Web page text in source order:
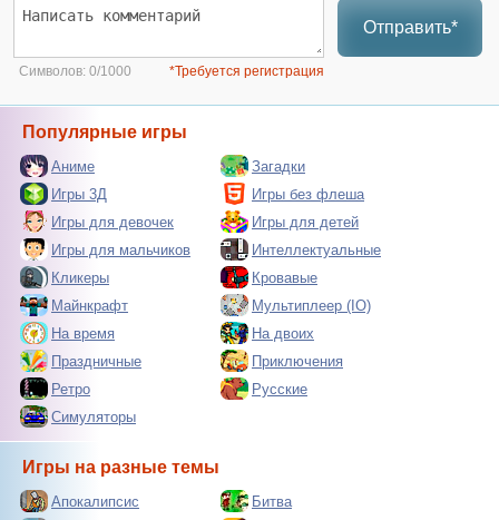
Отправить*
Символов: 0/1000 *Требуется регистрация
Популярные игры
Аниме
Загадки
Игры 3Д
Игры без флеша
Игры для девочек
Игры для детей
Игры для мальчиков
Интеллектуальные
Кликеры
Кровавые
Майнкрафт
Мультиплеер (IO)
На время
На двоих
Праздничные
Приключения
Ретро
Русские
Симуляторы
Игры на разные темы
Апокалипсис
Битва